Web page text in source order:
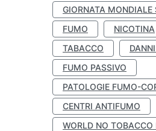
GIORNATA MONDIALE
FUMO
NICOTINA
TABACCO
FUMO PASSIVO
PATOLOGIE FUMO-
CENTRI ANTIFUMO
WORLD NO TOBACCO